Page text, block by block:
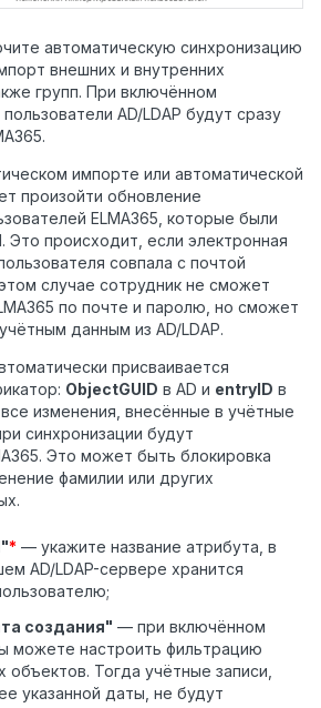
автоматическую синхронизацию
внешних и внутренних
групп. При включённом
AD/LDAP будут сразу
импорте или автоматической
произойти обновление
ELMA365, которые были
Это происходит, если электронная
совпала с почтой
случае сотрудник не сможет
по почте и паролю, но сможет
данным из AD/LDAP.
присваивается
ObjectGUID в AD и entryID в
изменения, внесённые в учётные
синхронизации будут
Это может быть блокировка
фамилии или других
* — укажите название атрибута, в
AD/LDAP-сервере хранится
создания" — при включённом
можете настроить фильтрацию
Тогда учётные записи,
указанной даты, не будут